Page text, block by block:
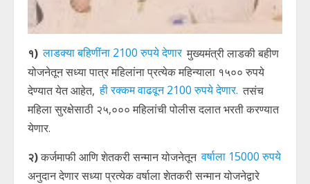
१) लाडक्या बहिणींना 2100 रुपये देणार मुख्यमंत्री लाडकी बहीण
योजनेतून सध्या पात्र महिलांना प्रत्येक महिन्याला १५०० रुपये
देण्यात येत आहेत, ही रक्कम वाढवून 2100 रुपये देणार. तसंच
महिला सुरक्षेसाठी २५,००० महिलांची पोलीस दलात भरती करण्यात
येणार.
२)कर्जमाफी आणि शेतकरी सन्मान योजनेतून वर्षाला 15000 रुपये
अनुदान देणार सध्या प्रत्येक वर्षाला शेतकरी सन्मान योजनेद्वारे